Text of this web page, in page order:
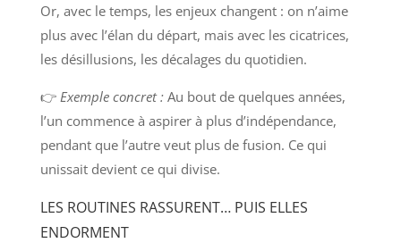
Or, avec le temps, les enjeux changent : on n’aime
plus avec l’élan du départ, mais avec les cicatrices,
les désillusions, les décalages du quotidien.
👉 Exemple concret :Au bout de quelques années,
l’un commence à aspirer à plus d’indépendance,
pendant que l’autre veut plus de fusion. Ce qui
unissait devient ce qui divise.
LES ROUTINES RASSURENT… PUIS ELLES
ENDORMENT